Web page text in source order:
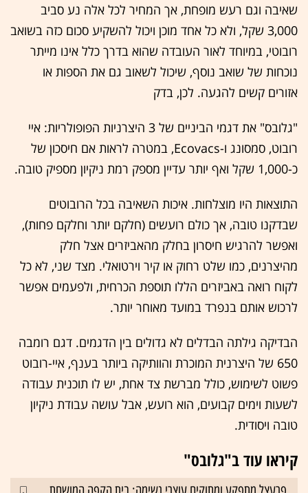
שאיבה וגם רעש מופחת, אך המחיר לכל אלה נע סביב
3,000 שקל, ולא כל אחד מוכן ויכול להשקיע סכום כזה בשואב
רובוטי, במיוחד לאור העובדה שהוא בדרך כלל אינו מייתר
נוכחות של שואב נוסף, שיכול לשאוב גם את הספות או
אזורים קשים להגעה. לכן, בדק
"גלובס" את דגמי הביניים של 3 היצרניות הפופולריות: איי
רובוט, סמסונג ו-Ecovacs, במטרה לראות אם חיסכון של
כ-1,000 שקל ואף יותר עדיין מספק רמת ניקיון מספיק טובה.
התוצאות היו מוצלחות. איכות השאיבה בכל הרובוטים
שבדקנו טובה, אך כולם רועשים (חלקם יותר וחלקם פחות),
ואפשר להרגיש חיסרון בחלק מהאביזרים אצל חלק
מהיצרנים, כמו שלט רחוק או קיר וירטואלי. מצד שני, לא כל
לקוח רואה באביזרים הללו תוספת הכרחית, ולפעמים אפשר
לרכוש אותם בנפרד במועד מאוחר יותר.
הבדיקה גילתה הבדלים לא גדולים בין הדגמים. דגם רומבה
650 של היצרנית המוכרת והוותיקה ביותר בענף, איי-רובוט
פשוט לשימוש, כולל מברשת צד אחת, יש לו תוכנית עבודה
לשעות וימים קבועים, הוא רועש, אבל עושה עבודת ניקיון
טובה ויסודית.
קיראו עוד ב"גלובס"